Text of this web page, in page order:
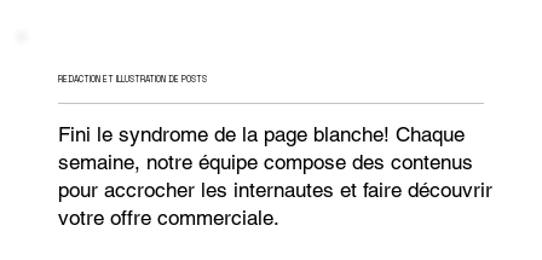
REDACTION ET ILLUSTRATION DE POSTS
Fini le syndrome de la page blanche! Chaque
semaine, notre équipe compose des contenus
pour accrocher les internautes et faire découvrir
votre offre commerciale.